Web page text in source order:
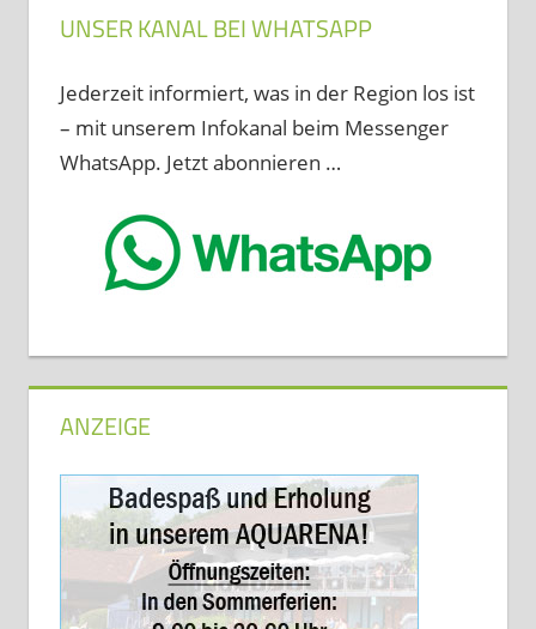
UNSER KANAL BEI WHATSAPP
Jederzeit informiert, was in der Region los ist
– mit unserem Infokanal beim Messenger
WhatsApp. Jetzt abonnieren …
ANZEIGE